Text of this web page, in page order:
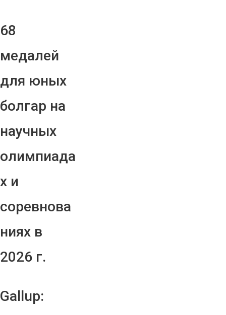
68
медалей
для юных
болгар на
научных
олимпиада
х и
соревнова
ниях в
2026 г.
Gallup: